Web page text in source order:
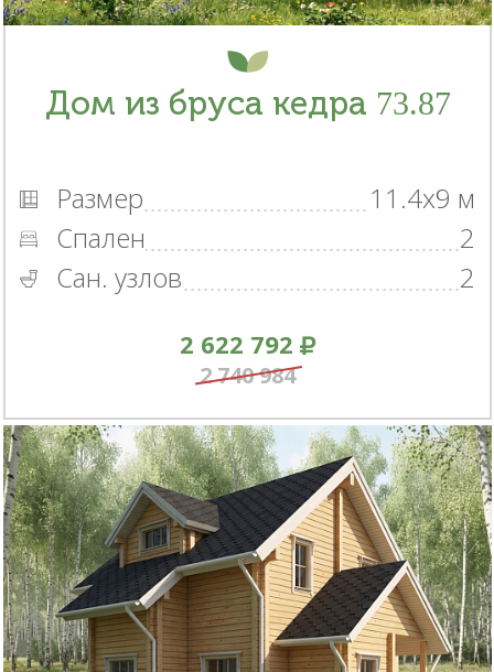
Дом из бруса кедра 73.87
Размер
11.4x9 м
Спален
2
Сан. узлов
2
2 622 792
2 740 984